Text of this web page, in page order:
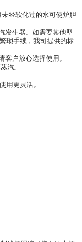
经软化过的水可使炉胆
发生器。如需要其他型
琐手续，我司提供的标
客户放心选择使用。
汽。
用更灵活。